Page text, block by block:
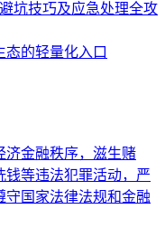
坑技巧及应急处理全攻
态的轻量化入口
济金融秩序，滋生赌
钱等违法犯罪活动，严
守国家法律法规和金融